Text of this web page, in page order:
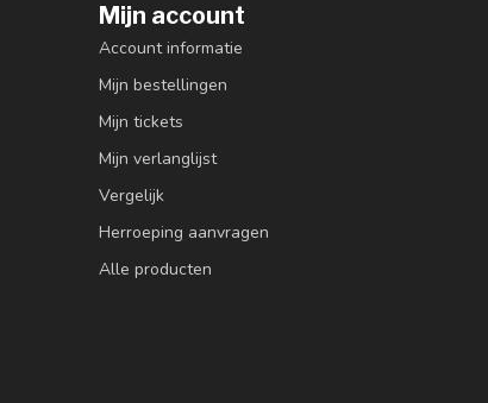
Mijn account
Account informatie
Mijn bestellingen
Mijn tickets
Mijn verlanglijst
Vergelijk
Herroeping aanvragen
Alle producten